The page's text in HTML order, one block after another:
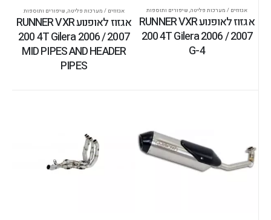
אגזוזים / מערכות פליטה, שיפורים ותוספות
אגזוז לאופנוע RUNNER VXR
200 4T Gilera 2006 / 2007
G-4
אגזוזים / מערכות פליטה, שיפורים ותוספות
אגזוז לאופנוע RUNNER VXR
200 4T Gilera 2006 / 2007
MID PIPES AND HEADER
PIPES